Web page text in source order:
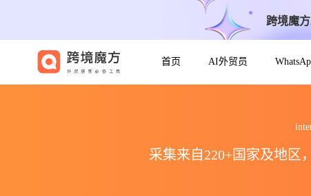
跨境魔方
首页 AI外贸员
采集来自220+国家及地区